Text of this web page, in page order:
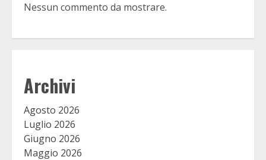
Nessun commento da mostrare.
Archivi
Agosto 2026
Luglio 2026
Giugno 2026
Maggio 2026